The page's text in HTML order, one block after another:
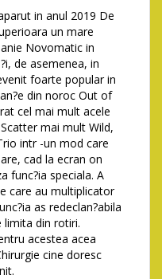
in anul 2019 De
un mare
Novomatic in
de asemenea, in
foarte popular in
din noroc Out of
cel mai mult acele
mai mult Wild,
intr -un mod care
cad la ecran on
func?ia speciala. A
care au multiplicator
as redeclan?abila
limita din rotiri.
acestea acea
cine doresc